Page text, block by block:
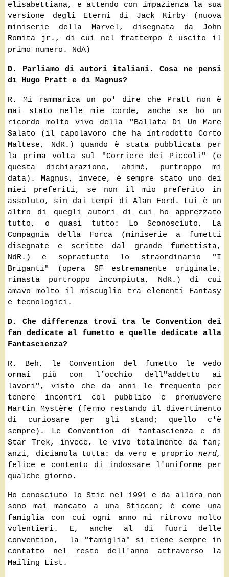
elisabettiana, e attendo con impazienza la sua
versione degli Eterni di Jack Kirby (nuova
miniserie della Marvel, disegnata da John
Romita jr., di cui nel frattempo è uscito il
primo numero. NdA)
D. Parliamo di autori italiani. Cosa ne pensi
di Hugo Pratt e di Magnus?
R. Mi rammarica un po' dire che Pratt non è
mai stato nelle mie corde, anche se ho un
ricordo molto vivo della "Ballata Di Un Mare
Salato (il capolavoro che ha introdotto Corto
Maltese, NdR.) quando è stata pubblicata per
la prima volta sul "Corriere dei Piccoli" (e
questa dichiarazione, ahimè, purtroppo mi
data). Magnus, invece, è sempre stato uno dei
miei preferiti, se non il mio preferito in
assoluto, sin dai tempi di Alan Ford. Lui è un
altro di quegli autori di cui ho apprezzato
tutto, o quasi tutto: Lo Sconosciuto, La
Compagnia della Forca (miniserie a fumetti
disegnate e scritte dal grande fumettista,
NdR.) e soprattutto lo straordinario "I
Briganti" (opera SF estremamente originale,
rimasta purtroppo incompiuta, NdR.) di cui
amavo molto il miscuglio tra elementi Fantasy
e tecnologici.
D. Che differenza trovi tra le Convention dei
fan dedicate al fumetto e quelle dedicate alla
Fantascienza?
R. Beh, le Convention del fumetto le vedo
ormai più con l’occhio dell"addetto ai
lavori", visto che da anni le frequento per
tenere incontri col pubblico e promuovere
Martin Mystère (fermo restando il divertimento
di curiosare per gli stand; quello c'è
sempre). Le Convention di fantascienza e di
Star Trek, invece, le vivo totalmente da fan;
anzi, diciamola tutta: da vero e proprio nerd,
felice e contento di indossare l'uniforme per
qualche giorno.
Ho conosciuto lo Stic nel 1991 e da allora non
sono mai mancato a una Sticcon; è come una
famiglia con cui ogni anno mi ritrovo molto
volentieri. E, anche al di fuori delle
convention, la "famiglia" si tiene sempre in
contatto nel resto dell'anno attraverso la
Mailing List.